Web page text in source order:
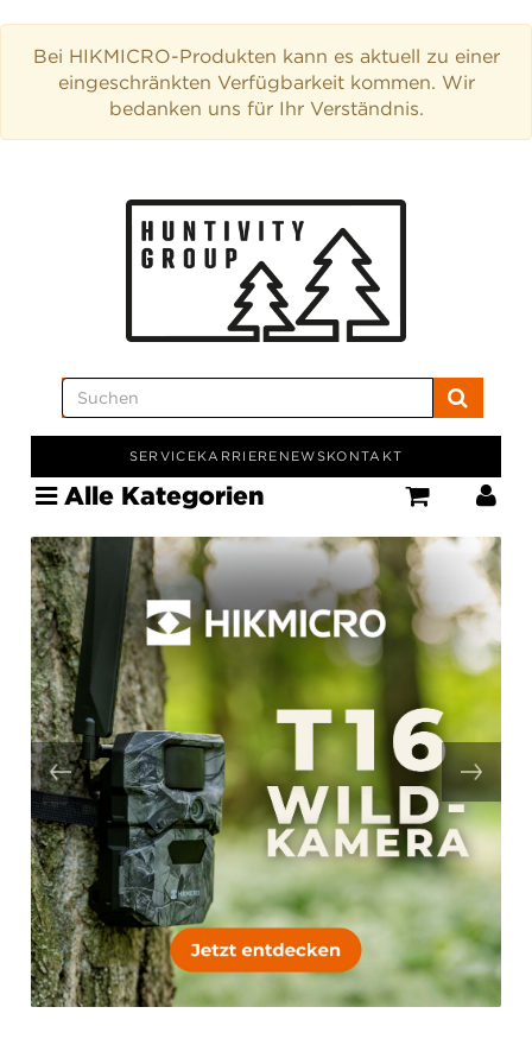
Bei HIKMICRO-Produkten kann es aktuell zu einer
eingeschränkten Verfügbarkeit kommen. Wir
bedanken uns für Ihr Verständnis.
SERVICEKARRIERE NEWSKONTAKT
Alle Kategorien